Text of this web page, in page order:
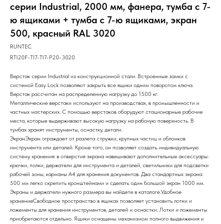
серии Industrial, 2000 мм, фанера, тумба с 7-
ю ящиками + тумба с 7-ю ящиками, экран
500, красный RAL 3020
RUNTEC
RTI20F-TI7-TI7-P20-3020
Верстак серии Industrial из конструкционной стали. Встроенные замки с
системой Easy Lock позволяют закрыть все ящики одним поворотом ключа.
Верстак рассчитан на распределенную нагрузку до 1500 кг.
Металлические верстаки используют на производствах, в промышленности и
частных мастерских. С помощью верстаков оборудуют стационарные рабочие
места, которые выдерживают высокую нагрузку на рабочую поверхность. В
тумбах хранят инструменты, оснастку, детали.
ЭкранЭкран ограждает от разлета стружки, крупных частиц и обломков
инструмента или деталей. Кроме того, он позволяет создать индивидуальную
систему хранения: в отверстия экрана навешивают дополнительные аксессуары:
крючки, полки, держатели для инструмента и деталей, светильники для подсветки
рабочей зоны, карманы А4 для хранения документов. Два стандартных экрана
500 мм легко скрепить кронштейнами и сделать один большой экран 1000 мм.
Экраны и держатели нужного размера вы найдете в каталоге.Удобное
хранениеСвободное пространство в ящиках позволяет установить лотки и
ложементы для хранения инструментов, деталей и оснастки. Лотки и ложементы
приобретаются отдельно. Ящики оснащены механизмом полного выдвижения и